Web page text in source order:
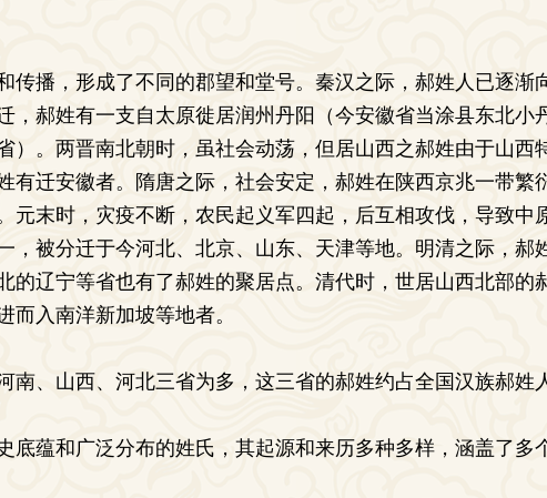
传播，形成了不同的郡望和堂号。秦汉之际，郝姓人已逐
，郝姓有一支自太原徙居润州丹阳（今安徽省当涂县东北
）。两晋南北朝时，虽社会动荡，但居山西之郝姓由于山
有迁安徽者。隋唐之际，社会安定，郝姓在陕西京兆一带
元末时，灾疫不断，农民起义军四起，后互相攻伐，导致
，被分迁于今河北、北京、山东、天津等地。明清之际，
的辽宁等省也有了郝姓的聚居点。清代时，世居山西北部的
入南洋新加坡等地者。
、山西、河北三省为多，这三省的郝姓约占全国汉族郝姓
蕴和广泛分布的姓氏，其起源和来历多种多样，涵盖了多